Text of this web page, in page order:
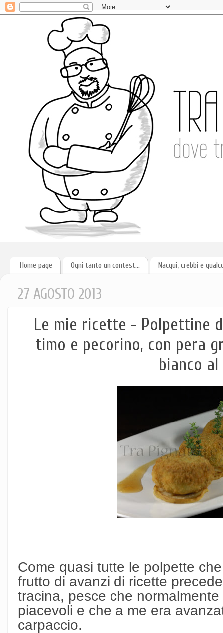
Home page Ogni tanto un contest... Nacqui, crebbi e
27 AGOSTO 2013
Le mie ricette - Polpettine
timo e pecorino, con pera
bianco
Come quasi tutte le polpette
frutto di avanzi di ricette
tracina, pesce che
piacevoli e che a me era
carpaccio.